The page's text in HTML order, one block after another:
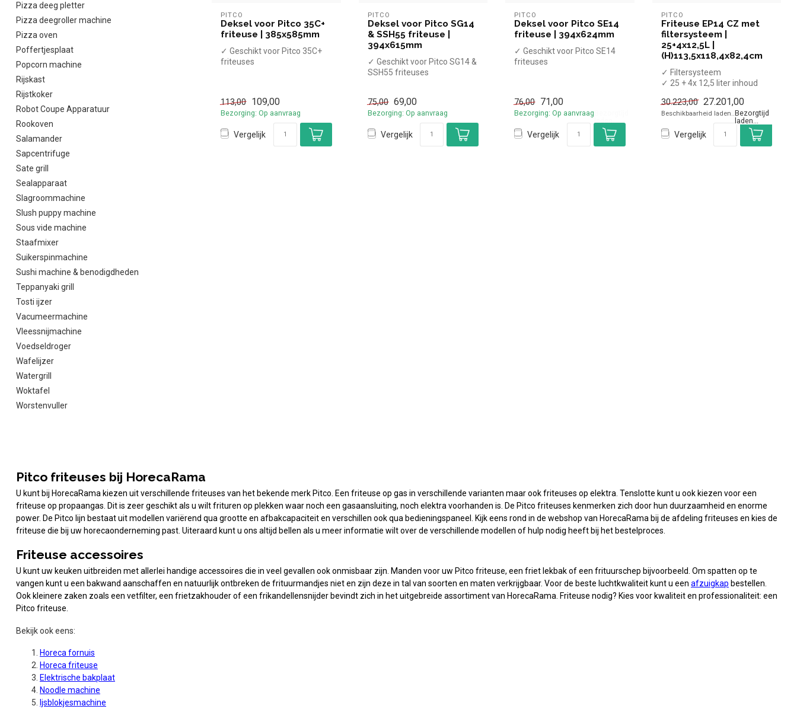
Pizza deeg pletter
Pizza deegroller machine
Pizza oven
Poffertjesplaat
Popcorn machine
Rijskast
Rijstkoker
Robot Coupe Apparatuur
Rookoven
Salamander
Sapcentrifuge
Sate grill
Sealapparaat
Slagroommachine
Slush puppy machine
Sous vide machine
Staafmixer
Suikerspinmachine
Sushi machine & benodigdheden
Teppanyaki grill
Tosti ijzer
Vacumeermachine
Vleessnijmachine
Voedseldroger
Wafelijzer
Watergrill
Woktafel
Worstenvuller
PITCO
Deksel voor Pitco 35C+
friteuse | 385x585mm
✓ Geschikt voor Pitco 35C+
friteuses
113,00 109,00
Bezorging: Op aanvraag
Vergelijk
PITCO
Deksel voor Pitco SG14
& SSH55 friteuse |
394x615mm
✓ Geschikt voor Pitco SG14 &
SSH55 friteuses
75,00 69,00
Bezorging: Op aanvraag
Vergelijk
PITCO
Deksel voor Pitco SE14
friteuse | 394x624mm
✓ Geschikt voor Pitco SE14
friteuses
76,00 71,00
Bezorging: Op aanvraag
Vergelijk
PITCO
Friteuse EP14 CZ met
filtersysteem |
25+4x12,5L |
(H)113,5x118,4x82,4cm
✓ Filtersysteem
✓ 25 + 4x 12,5 liter inhoud
✓ Staand model
...
30.223,00 27.201,00
Bezorging: Op aanvraag
Vergelijk
Pitco friteuses bij HorecaRama
U kunt bij HorecaRama kiezen uit verschillende friteuses van het bekende merk Pitco. Een friteuse op gas in verschillende varianten maar ook friteuses op elektra. Tenslotte kunt u ook kiezen voor een
friteuse op propaangas. Dit is zeer geschikt als u wilt frituren op plekken waar noch een gasaansluiting, noch elektra voorhanden is. De Pitco friteuses kenmerken zich door hun duurzaamheid en enorme
power. De Pitco lijn bestaat uit modellen variërend qua grootte en afbakcapaciteit en verschillen ook qua bedieningspaneel. Kijk eens rond in de webshop van HorecaRama bij de afdeling friteuses en kies de
friteuse die bij uw horecaonderneming past. Uiteraard kunt u ons altijd bellen als u meer informatie wilt over de verschillende modellen of hulp nodig heeft bij het bestelproces.
Friteuse accessoires
U kunt uw keuken uitbreiden met allerlei handige accessoires die in veel gevallen ook onmisbaar zijn. Manden voor uw Pitco friteuse, een friet lekbak of een frituurschep bijvoorbeeld. Om spatten op te
vangen kunt u een bakwand aanschaffen en natuurlijk ontbreken de frituurmandjes niet en zijn deze in tal van soorten en maten verkrijgbaar. Voor de beste luchtkwaliteit kunt u een afzuigkap bestellen.
Ook kleinere zaken zoals een vetfilter, een frietzakhouder of een frikandellensnijder bevindt zich in het uitgebreide assortiment van HorecaRama. Friteuse nodig? Kies voor kwaliteit en professionaliteit: een
Pitco friteuse.
Bekijk ook eens:
Horeca fornuis
Horeca friteuse
Elektrische bakplaat
Noodle machine
Ijsblokjesmachine